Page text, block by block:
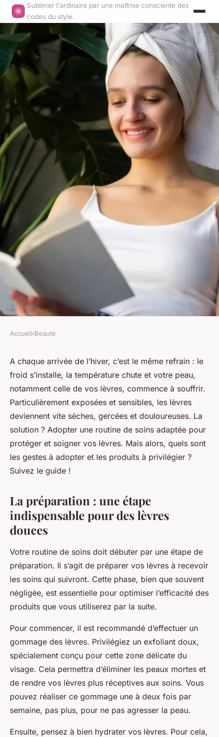
Sublimer l'ordinaire par une maîtrise consciente des
codes du style.
Quelle est la meilleure routine
pour soigner des lèvres
gercées en hiver?
mélissa•25 avril 2024•6 min de lecture
Accueil›Beauté
A chaque arrivée de l’hiver, c’est le même refrain : le
froid s’installe, la température chute et votre peau,
notamment celle de vos lèvres, commence à souffrir.
Particulièrement exposées et sensibles, les lèvres
deviennent vite sèches, gercées et douloureuses. La
solution ? Adopter une routine de soins adaptée pour
protéger et soigner vos lèvres. Mais alors, quels sont
les gestes à adopter et les produits à privilégier ?
Suivez le guide !
La préparation : une étape
indispensable pour des lèvres
douces
Votre routine de soins doit débuter par une étape de
préparation. Il s’agit de préparer vos lèvres à recevoir
les soins qui suivront. Cette phase, bien que souvent
négligée, est essentielle pour optimiser l’efficacité des
produits que vous utiliserez par la suite.
Pour commencer, il est recommandé d’effectuer un
gommage des lèvres. Privilégiez un exfoliant doux,
spécialement conçu pour cette zone délicate du
visage. Cela permettra d’éliminer les peaux mortes et
de rendre vos lèvres plus réceptives aux soins. Vous
pouvez réaliser ce gommage une à deux fois par
semaine, pas plus, pour ne pas agresser la peau.
Ensuite, pensez à bien hydrater vos lèvres. Pour cela,